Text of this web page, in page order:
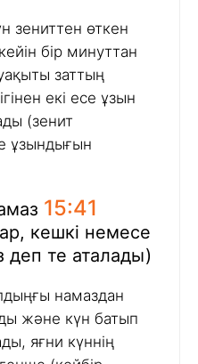
зениттен өткен
бір минуттан
заттың
екі есе ұзын
(зенит
ұзындығын
15:41
кешкі немесе
деп те аталады)
намаздан
және күн батып
яғни күннің